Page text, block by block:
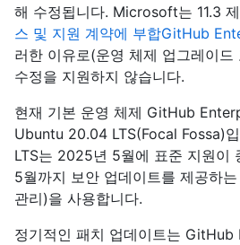
해 수정됩니다. Microsoft는 11.3
스 및 지원 계약에 부합GitHub
러한 이유로(운영 체제 업그레이드
수정을 지원하지 않습니다.
현재 기본 운영 체제 GitHub
Ubuntu 20.04 LTS(Focal Fossa)
LTS는 2025년 5월에 표준 지원이
5월까지 보안 업데이트를 제공하
관리)을 사용합니다.
정기적인 패치 업데이트는